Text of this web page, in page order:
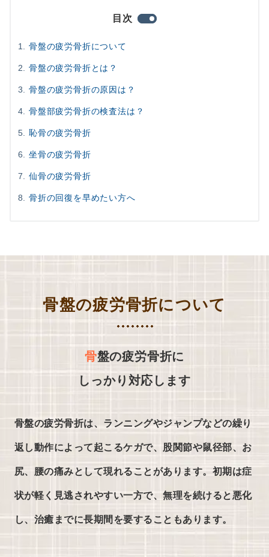
目次
骨盤の疲労骨折について
骨盤の疲労骨折とは？
骨盤の疲労骨折の原因は？
骨盤部疲労骨折の検査法は？
恥骨の疲労骨折
坐骨の疲労骨折
仙骨の疲労骨折
骨折の回復を早めたい方へ
骨盤の疲労骨折について
骨盤の疲労骨折に
しっかり対応します
骨盤の疲労骨折は、ランニングやジャンプなどの繰り
返し動作によって起こるケガで、股関節や鼠径部、お
尻、腰の痛みとして現れることがあります。初期は症
状が軽く見逃されやすい一方で、無理を続けると悪化
し、治癒までに長期間を要することもあります。